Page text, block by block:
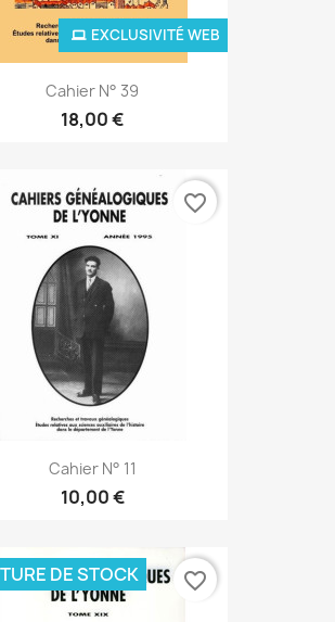
Cahier N° 39
18,00 €
EXCLUSIVITÉ WEB
Cahier N° 11
10,00 €
favorite_border
DE STOCK favorite_border